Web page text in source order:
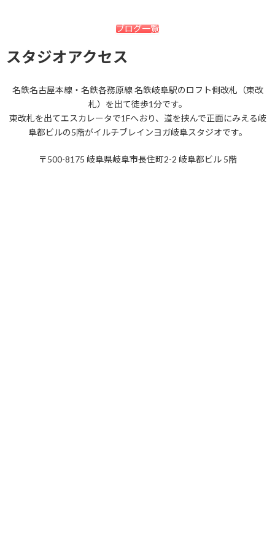
2017年4月
2017年1月
ブログ一覧
スタジオアクセス
名鉄名古屋本線・名鉄各務原線 名鉄岐阜駅のロフト側改札（東改
札）を出て徒歩1分です。
東改札を出てエスカレータで1Fへおり、道を挟んで正面にみえる岐
阜都ビルの5階がイルチブレインヨガ岐阜スタジオです。
〒500-8175 岐阜県岐阜市長住町2-2 岐阜都ビル 5階